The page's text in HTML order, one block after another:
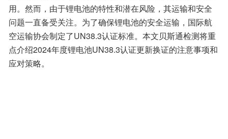
用。然而，由于锂电池的特性和潜在风险，其运输和安全
问题一直备受关注。为了确保锂电池的安全运输，国际航
空运输协会制定了UN38.3认证标准。本文贝斯通检测将重
点介绍2024年度锂电池UN38.3认证更新换证的注意事项和
应对策略。